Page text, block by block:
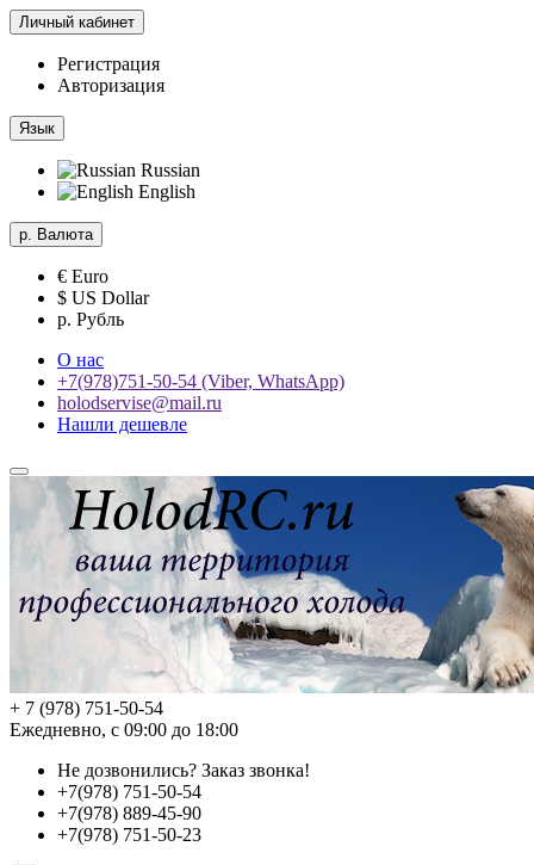
Личный кабинет
Регистрация
Авторизация
Язык
Russian
English
р. Валюта
€ Euro
$ US Dollar
р. Рубль
О нас
+7(978)751-50-54 (Viber, WhatsApp)
holodservise@mail.ru
Нашли дешевле
+ 7 (978) 751-50-54
Ежедневно, с 09:00 до 18:00
Не дозвонились? Заказ звонка!
+7(978) 751-50-54
+7(978) 889-45-90
+7(978) 751-50-23